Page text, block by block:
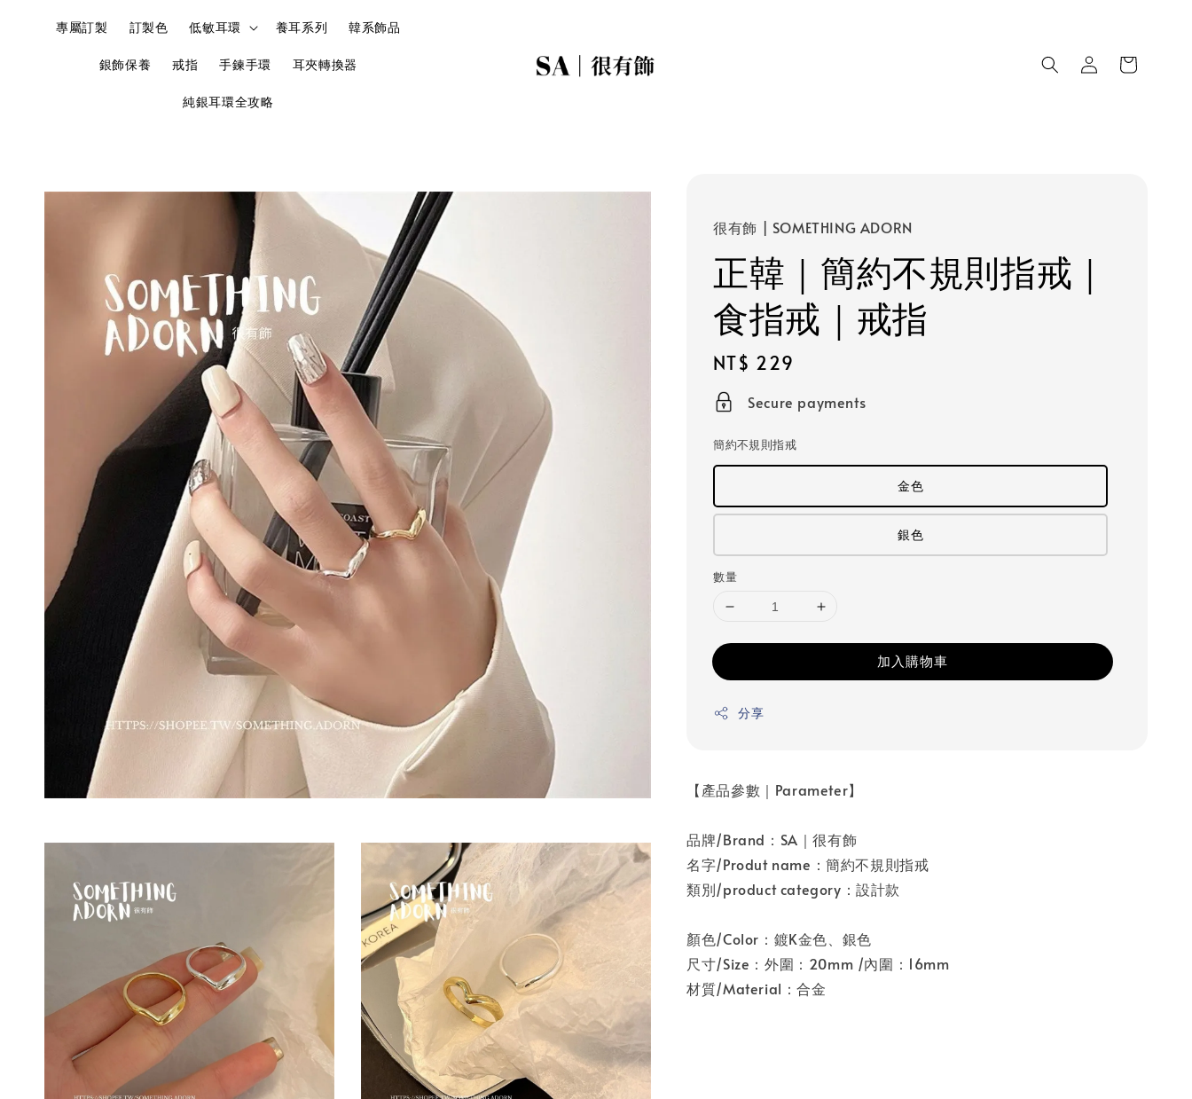
專屬訂製 訂製色 低敏耳環 養耳系列 韓系飾品
銀飾保養 戒指 手鍊手環 耳夾轉換器
純銀耳環全攻略
很有飾 | SOMETHING ADORN
正韓｜簡約不規則指戒｜
食指戒｜戒指
Regular
price
NT$ 229
Secure payments
簡約不規則指戒
金色
銀色
數量
加入購物車
分享
【產品參數｜Parameter】
品牌/Brand：SA｜很有飾
名字/Produt name：簡約不規則指戒
類別/product category：設計款
顏色/Color：鍍K金色、銀色
尺寸/Size：外圍：20mm /內圍：16mm
材質/Material：合金